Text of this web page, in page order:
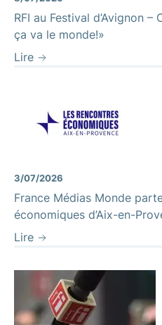
RFI au Festival d’Avignon
ça va le monde!»
Lire
3/07/2026
France Médias Monde
économiques d’Aix-en-
Lire